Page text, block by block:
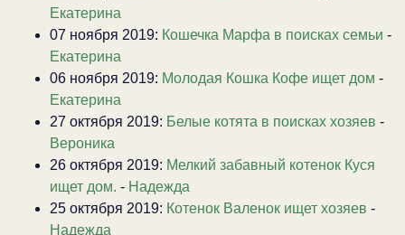
Екатерина
07 ноября 2019: Кошечка Марфа в поисках семьи -
Екатерина
06 ноября 2019: Молодая Кошка Кофе ищет дом -
Екатерина
27 октября 2019: Белые котята в поисках хозяев -
Вероника
26 октября 2019: Мелкий забавный котенок Куся
ищет дом. - Надежда
25 октября 2019: Котенок Валенок ищет хозяев -
Надежда